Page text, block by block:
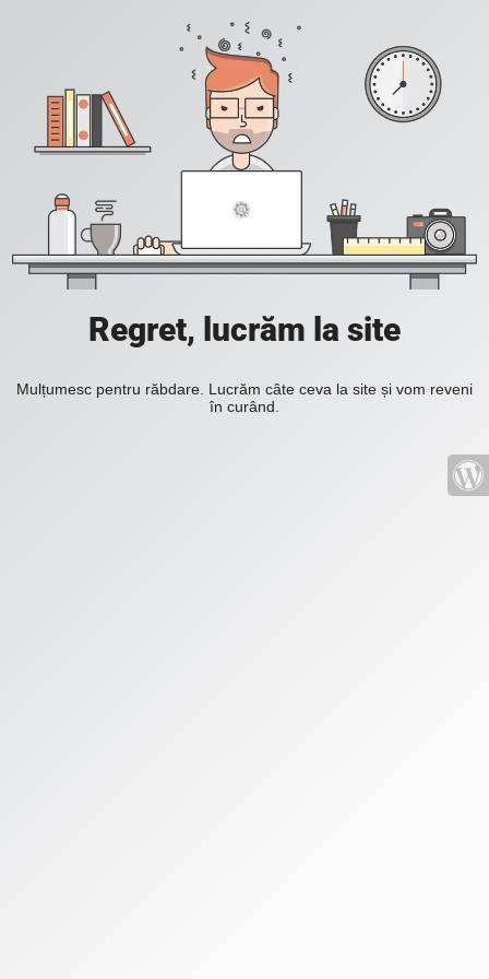
Regret, lucrăm la site
Mulțumesc pentru răbdare. Lucrăm câte ceva la site și vom reveni
în curând.